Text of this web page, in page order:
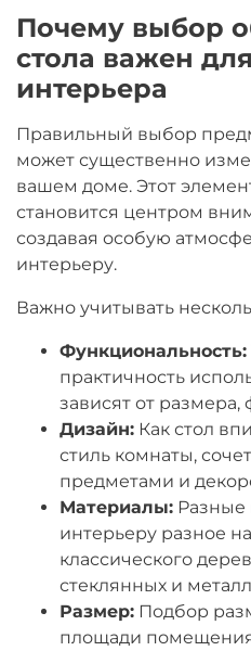
Почему выбор
стола важен
интерьера
Правильный выбор
может существенно
вашем доме. Этот
становится центром
создавая особую
интерьеру.
Важно учитывать
Функциональность:
практичность
зависят от
Дизайн: Как стол
стиль комнаты,
предметами и
Материалы:
интерьеру разное
классического
стеклянных и
Размер: Подбор
площади